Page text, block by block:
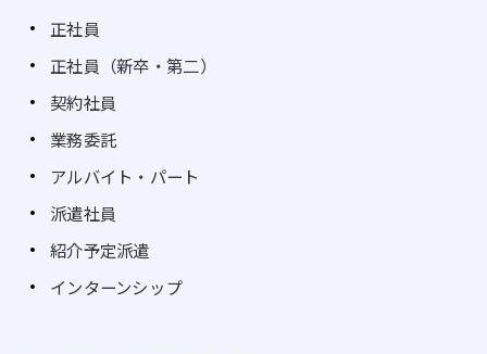
正社員
正社員（新卒・第二）
契約社員
業務委託
アルバイト・パート
派遣社員
紹介予定派遣
インターンシップ